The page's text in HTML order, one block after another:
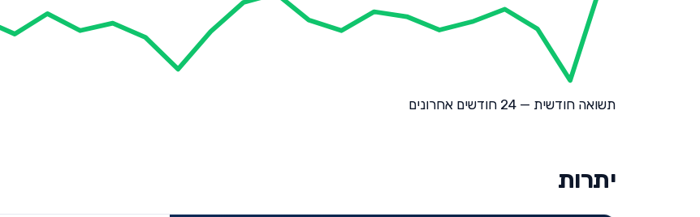
תשואה חודשית — 24 חודשים אחרונים
יתרות